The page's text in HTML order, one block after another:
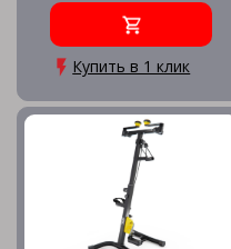
Купить в 1 клик